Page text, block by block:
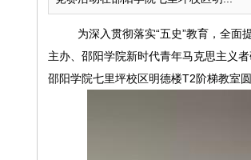
为深入贯彻落实“五史”教育，全面
主办、邵阳学院新时代青年马克思主义
邵阳学院七里坪校区明德楼T2阶梯教室